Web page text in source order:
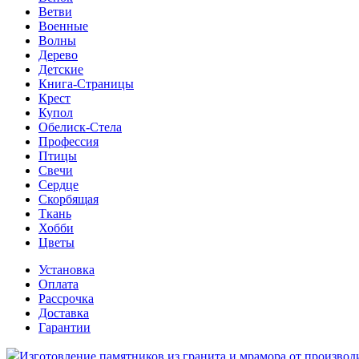
Ветви
Военные
Волны
Дерево
Детские
Книга-Страницы
Крест
Купол
Обелиск-Стела
Профессия
Птицы
Свечи
Сердце
Скорбящая
Ткань
Хобби
Цветы
Установка
Оплата
Рассрочка
Доставка
Гарантии
Изготовление памятников из гранита и мрамора от